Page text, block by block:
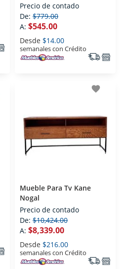
Precio de contado
De: $779.00
A: $545.00
Desde $14.00
semanales con Crédito
favorite
Mueble Para Tv Kane
Nogal
Precio de contado
De: $10,424.00
A: $8,339.00
Desde $216.00
semanales con Crédito